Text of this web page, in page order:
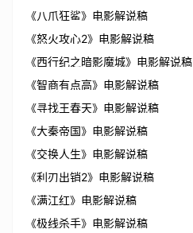
《八爪狂鲨》电影解说稿
《怒火攻心2》电影解说稿
《西行纪之暗影魔城》电影解说稿
《智商有点高》电影解说稿
《寻找王春天》电影解说稿
《大秦帝国》电影解说稿
《交换人生》电影解说稿
《利刃出销2》电影解说稿
《满江红》电影解说稿
《极线杀手》电影解说稿